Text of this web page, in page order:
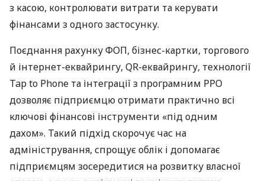
з касою, контролювати витрати та керувати
фінансами з одного застосунку.
Поєднання рахунку ФОП, бізнес-картки, торгового
й інтернет-еквайрингу, QR-еквайрингу, технології
Tap to Phone та інтеграції з програмним РРО
дозволяє підприємцю отримати практично всі
ключові фінансові інструменти «під одним
дахом». Такий підхід скорочує час на
адміністрування, спрощує облік і допомагає
підприємцям зосередитися на розвитку власної